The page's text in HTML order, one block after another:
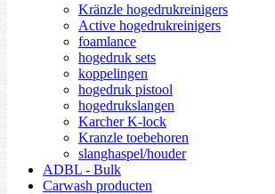
Kränzle hogedrukreinigers
Active hogedrukreinigers
foamlance
hogedruk sets
koppelingen
hogedruk pistool
hogedrukslangen
Karcher K-lock
Kranzle toebehoren
slanghaspel/houder
ADBL - Bulk
Carwash producten